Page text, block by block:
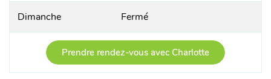
Dimanche Fermé
Prendre rendez-vous avec Charlotte